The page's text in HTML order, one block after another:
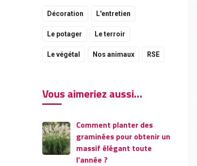
Décoration L'entretien
Le potager Le terroir
Le végétal Nos animaux RSE
Vous aimeriez aussi…
Comment planter des
graminées pour obtenir un
massif élégant toute
l’année ?